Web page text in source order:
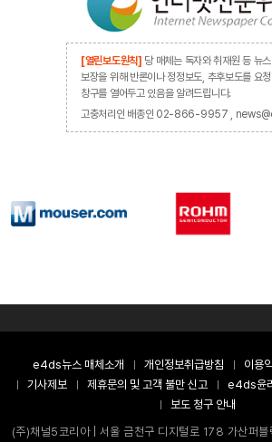
[열린보도원칙] 당 매체는 독자와 취재원 등 뉴
보장을 위해 반론이나 정정보도, 추후보도를 요
창구를 열어두고 있음을 알려드립니다.
고충처리인 배종인 02-866-9957 ,
e4ds뉴스 매체소개 개인정보취급방침 이용
기사제보
제휴문의 및 고객 불만 신고 e4ds윤
보도 청구 안내
(주)채널5코리아 | 서울 금천구 디지털로 178 가산퍼